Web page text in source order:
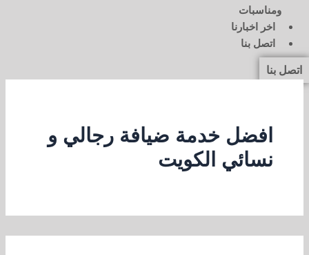
ومناسبات
اخر اخبارنا
اتصل بنا
اتصل بنا
افضل خدمة ضيافة رجالي و
نسائي الكويت